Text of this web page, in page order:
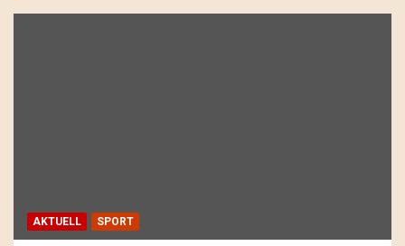
AKTUELL SPORT